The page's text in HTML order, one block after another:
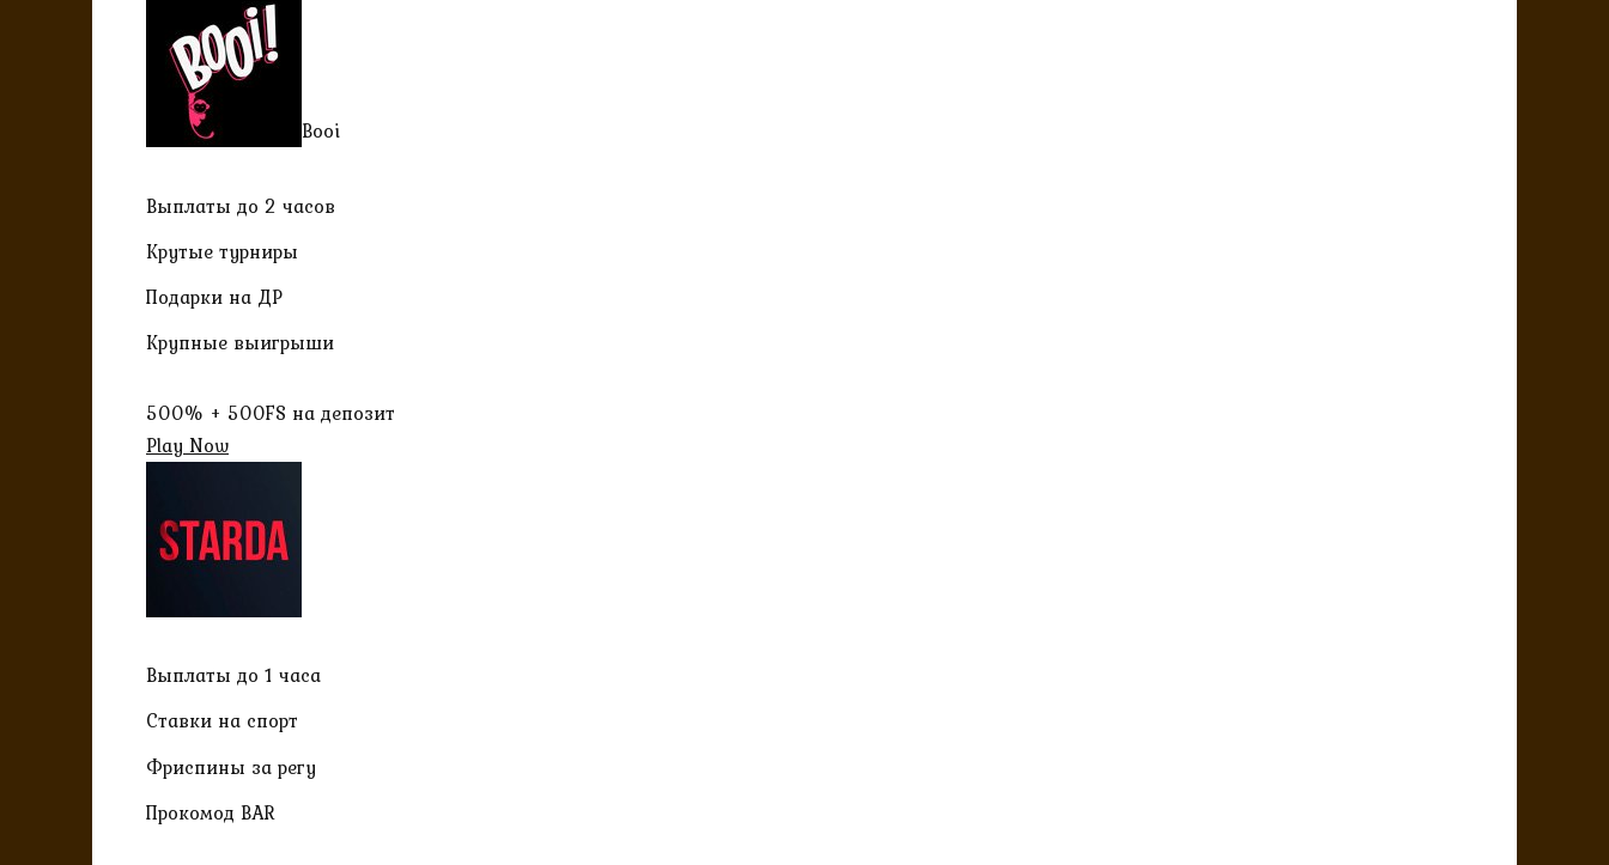
Booi
Выплаты до 2 часов
Крутые турниры
Подарки на ДР
Крупные выигрыши
500% + 500FS на депозит
Play Now
Выплаты до 1 часа
Ставки на спорт
Фриспины за регу
Прокомод BAR